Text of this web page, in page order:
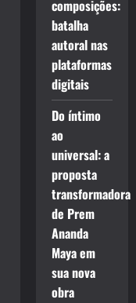
composições:
batalha
autoral nas
plataformas
digitais
Do íntimo
ao
universal: a
proposta
transformadora
de Prem
Ananda
Maya em
sua nova
obra